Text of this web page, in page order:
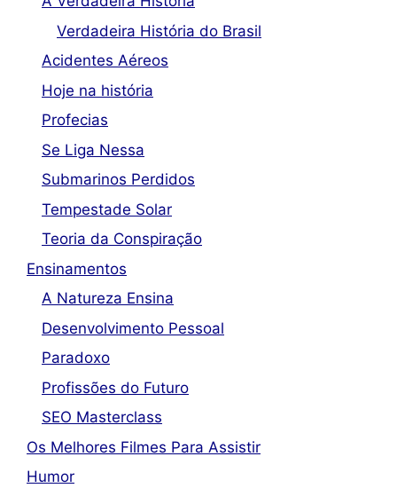
Verdadeira História do Brasil
Acidentes Aéreos
Hoje na história
Profecias
Se Liga Nessa
Submarinos Perdidos
Tempestade Solar
Teoria da Conspiração
Ensinamentos
A Natureza Ensina
Desenvolvimento Pessoal
Paradoxo
Profissões do Futuro
SEO Masterclass
Os Melhores Filmes Para Assistir
Humor